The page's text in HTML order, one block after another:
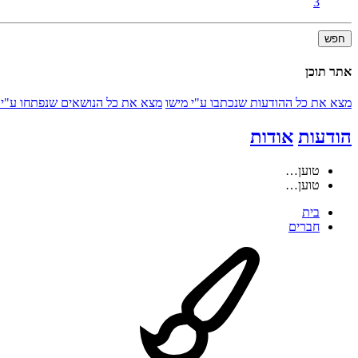
חפש
אתר תוכן
מצא את כל ההודעות שנכתבו ע"י מישו מצא את כל הנושאים שנפתחו ע"י
הודעות אודות
טוען…
טוען…
בית
חברים